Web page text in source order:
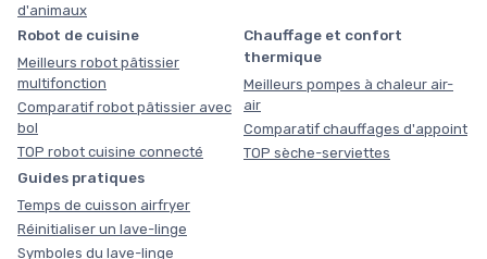
d'animaux
Robot de cuisine
Meilleurs robot pâtissier
multifonction
Comparatif robot pâtissier avec
bol
TOP robot cuisine connecté
Chauffage et confort
thermique
Meilleurs pompes à chaleur air-
air
Comparatif chauffages d'appoint
TOP sèche-serviettes
Guides pratiques
Temps de cuisson airfryer
Réinitialiser un lave-linge
Symboles du lave-linge